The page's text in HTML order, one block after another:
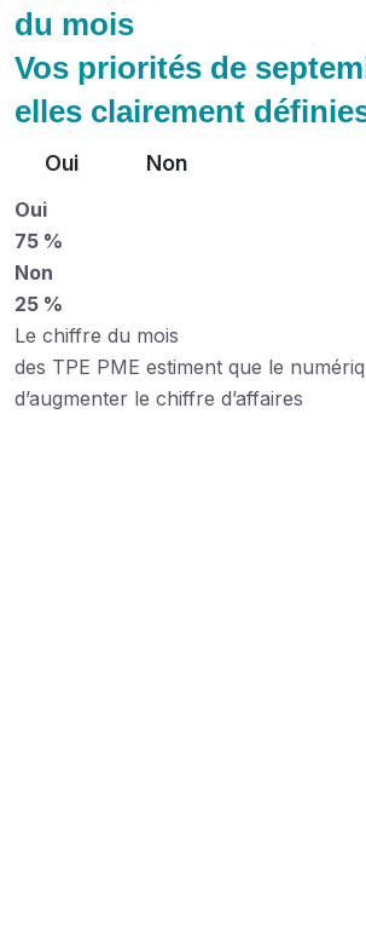
du mois
Vos priorités de
elles clairement
Oui Non
Oui
75 %
Non
25 %
Le chiffre du mois
des TPE PME estiment que le
d’augmenter le chiffre d’affaires